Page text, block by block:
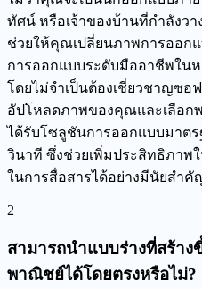
ทัศน์ หรือเจ้าของบ้านที่กำลังว
ช่วยให้คุณเปลี่ยนภาพการออก
การออกแบบระดับมืออาชีพในห
โดยไม่จำเป็นต้องเชี่ยวชาญซอ
อัปโหลดภาพของคุณและเลือก
ได้รับโซลูชันการออกแบบมาต
วินาที ซึ่งช่วยเพิ่มประสิทธิภาพ
ในการสื่อสารได้อย่างมีนัยสำคั
2
สามารถนำแบบร่างที่สร้าง
พาณิชย์ได้โดยตรงหรือไม่?